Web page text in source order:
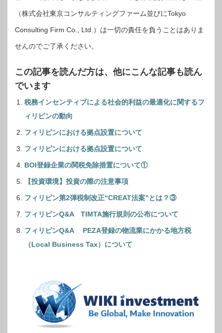
（株式会社東京コンサルティングファーム並びにTokyo
Consulting Firm Co., Ltd.）は一切の責任を負うことはありま
せんのでご了承ください。
この記事を読んだ方は、他にこんな記事も読ん
でいます
税務インセンティブによる社会的利益の最適化に関するフ
ィリピンの動向
フィリピンにおける拠点設置について
フィリピンにおける拠点設置について
BOI登録企業の関税免除措置について①
【投資環境】投資の際の注意事項
フィリピン第2弾税制改正“CREAT法案”とは？③
フィリピンQ&A TIMTA施行規則の公布について
フィリピンQ&A PEZA登録の物流業にかかる地方税
（Local Business Tax）について